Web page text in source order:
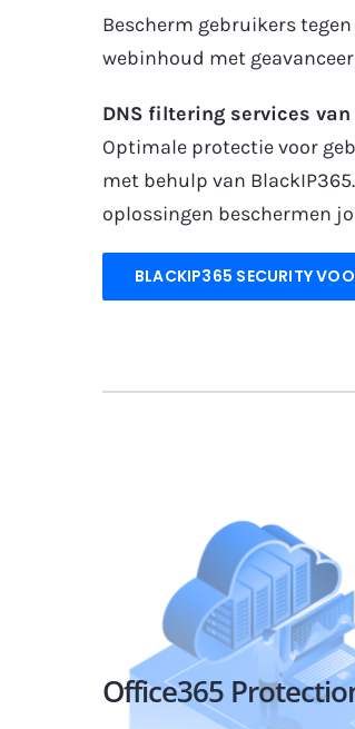
Bescherm gebruikers
webinhoud met
DNS filtering services van
Optimale protectie voor
met behulp van
oplossingen beschermen
BLACKIP365 SECURITY
Office365